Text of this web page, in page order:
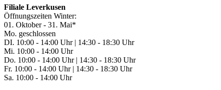
Filiale Leverkusen
Öffnungszeiten Winter:
01. Oktober - 31. Mai*
Mo. geschlossen
DI. 10:00 - 14:00 Uhr | 14:30 - 18:30 Uhr
Mi. 10:00 - 14:00 Uhr
Do. 10:00 - 14:00 Uhr | 14:30 - 18:30 Uhr
Fr. 10:00 - 14:00 Uhr | 14:30 - 18:30 Uhr
Sa. 10:00 - 14:00 Uhr